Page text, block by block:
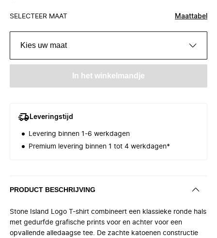
SELECTEER MAAT Maattabel
Kies uw maat
In het winkelmandje
Leveringstijd
Levering binnen 1-6 werkdagen
Premium levering binnen 1 tot 4 werkdagen*
PRODUCT BESCHRIJVING
Stone Island Logo T-shirt combineert een klassieke ronde hals
met gedurfde grafische prints voor en achter voor een
opvallende alledaagse tee. De zachte katoenen constructie